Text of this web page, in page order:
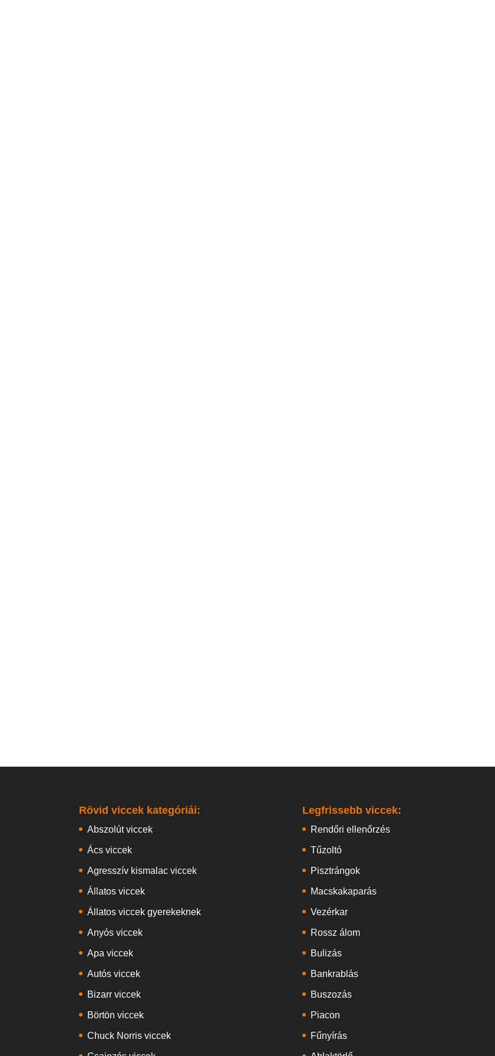
Rövid viccek kategóriái:
Abszolút viccek
Ács viccek
Agresszív kismalac viccek
Állatos viccek
Állatos viccek gyerekeknek
Anyós viccek
Apa viccek
Autós viccek
Bizarr viccek
Börtön viccek
Chuck Norris viccek
Legfrissebb viccek:
Rendőri ellenőrzés
Tűzoltó
Pisztrángok
Macskakaparás
Vezérkar
Rossz álom
Bulizás
Bankrablás
Buszozás
Piacon
Fűnyírás